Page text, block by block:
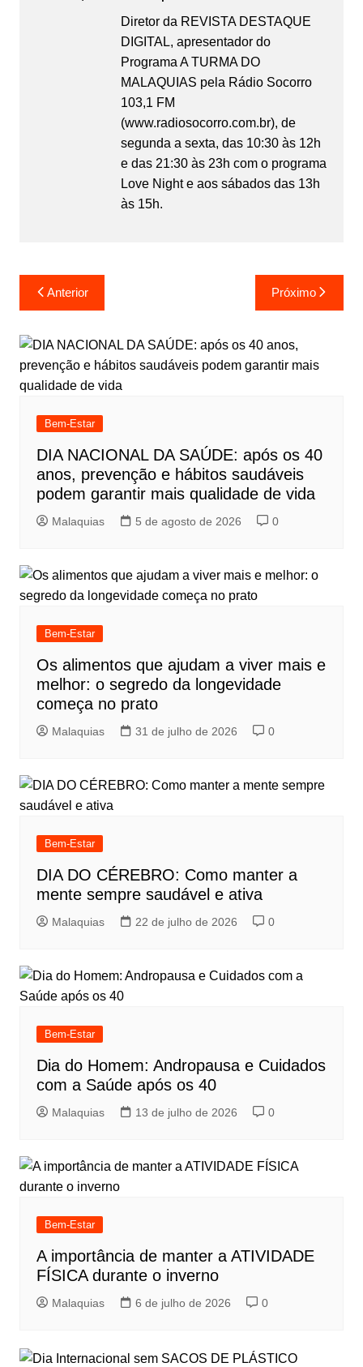
Diretor da REVISTA DESTAQUE
DIGITAL, apresentador do
Programa A TURMA DO
MALAQUIAS pela Rádio Socorro
103,1 FM
(www.radiosocorro.com.br), de
segunda a sexta, das 10:30 às 12h
e das 21:30 às 23h com o programa
Love Night e aos sábados das 13h
às 15h.
Anterior Próximo
Bem-Estar
DIA NACIONAL DA SAÚDE: após os 40
anos, prevenção e hábitos saudáveis
podem garantir mais qualidade de vida
Malaquias 5 de agosto de 2026 0
Bem-Estar
Os alimentos que ajudam a viver mais e
melhor: o segredo da longevidade
começa no prato
Malaquias 31 de julho de 2026 0
Bem-Estar
DIA DO CÉREBRO: Como manter a
mente sempre saudável e ativa
Malaquias 22 de julho de 2026 0
Bem-Estar
Dia do Homem: Andropausa e Cuidados
com a Saúde após os 40
Malaquias 13 de julho de 2026 0
Bem-Estar
A importância de manter a ATIVIDADE
FÍSICA durante o inverno
Malaquias 6 de julho de 2026 0